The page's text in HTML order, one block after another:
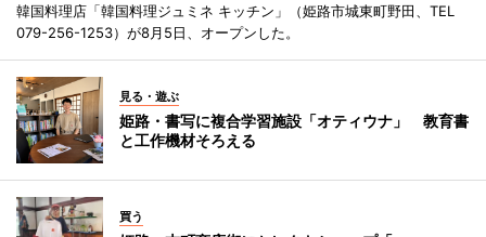
韓国料理店「韓国料理ジュミネ キッチン」（姫路市城東町野田、TEL
079-256-1253）が8月5日、オープンした。
見る・遊ぶ
姫路・書写に複合学習施設「オティウナ」 教育書
と工作機材そろえる
買う